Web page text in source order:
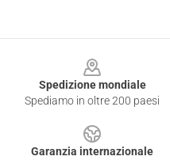
Spedizione mondiale
Spediamo in oltre 200 paesi
Garanzia internazionale